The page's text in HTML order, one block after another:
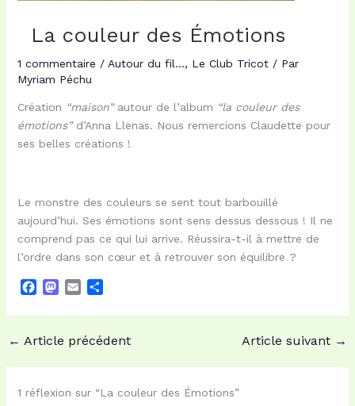
La couleur des Émotions
1 commentaire / Autour du fil..., Le Club Tricot/ Par
Myriam Péchu
Création “maison”autour de l’album “la couleur des
émotions”d’Anna Llenas. Nous remercions Claudette pour
ses belles créations !
Le monstre des couleurs se sent tout barbouillé
aujourd’hui. Ses émotions sont sens dessus dessous ! Il ne
comprend pas ce qui lui arrive. Réussira-t-il à mettre de
l’ordre dans son cœur et à retrouver son équilibre ?
c
e
b
o
k
M
s
o
d
n
a
l
r
a
g
r
← Article précédent Article suivant →
1 réflexion sur “La couleur des Émotions”